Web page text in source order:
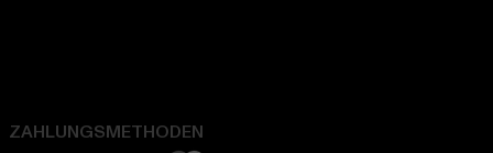
ZAHLUNGSMETHODEN